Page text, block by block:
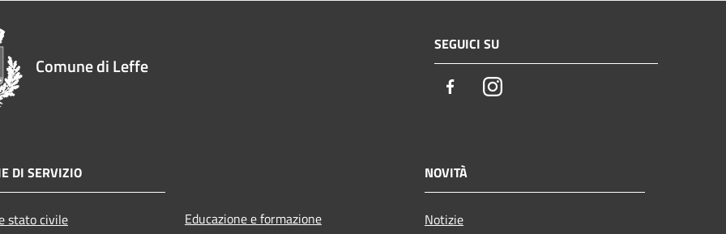
Comune di Leffe
SEGUICI SU
FacebookInstagram
DI SERVIZIO
stato civile
Educazione e formazione
NOVITÀ
Notizie